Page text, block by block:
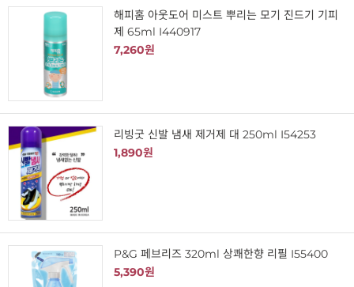
해피홈 아웃도어 미스트 뿌리는 모기 진드기 기피
제 65ml I440917
7,260원
리빙굿 신발 냄새 제거제 대 250ml I54253
1,890원
P&G 페브리즈 320ml 상쾌한향 리필 I55400
5,390원